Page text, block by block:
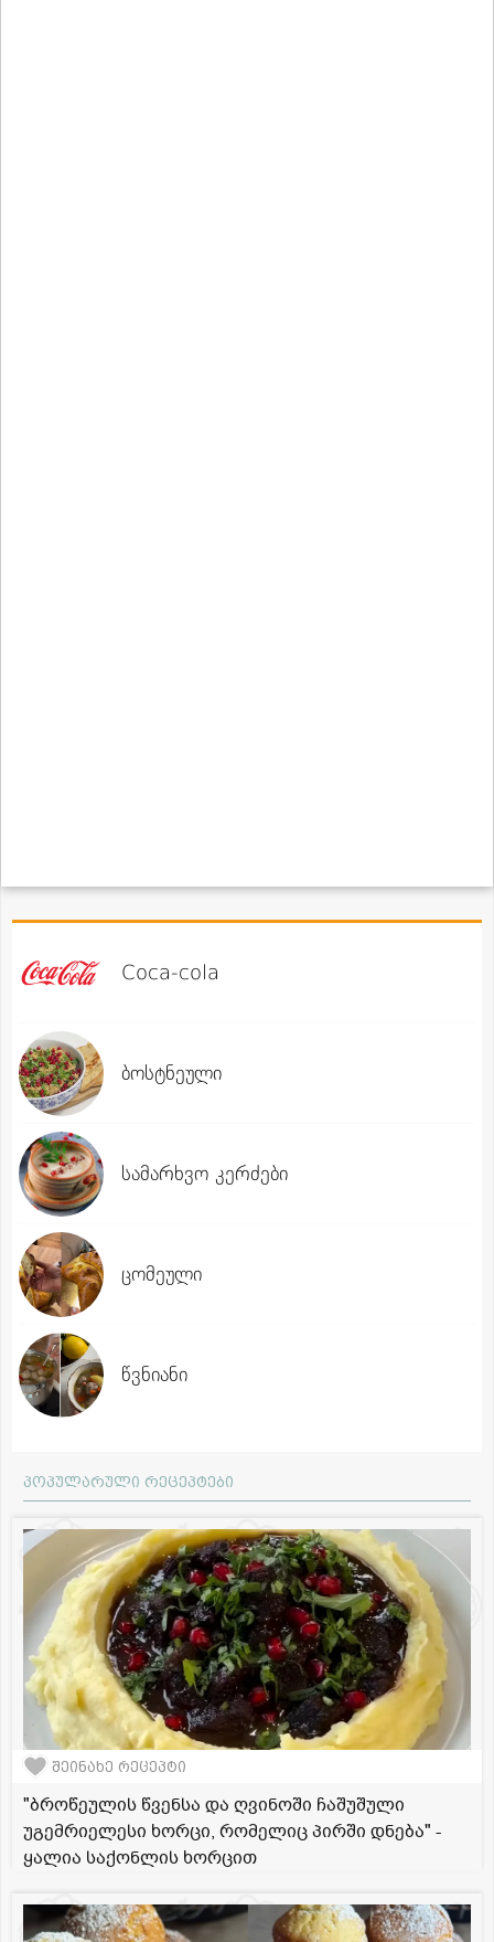
Coca-cola
ბოსტნეული
სამარხვო კერძები
ცომეული
წვნიანი
პოპულარული რეცეპტები
შეინახე რეცეპტი
"ბროწეულის წვენსა და ღვინოში ჩაშუშული
უგემრიელესი ხორცი, რომელიც პირში დნება" -
ყალია საქონლის ხორცით